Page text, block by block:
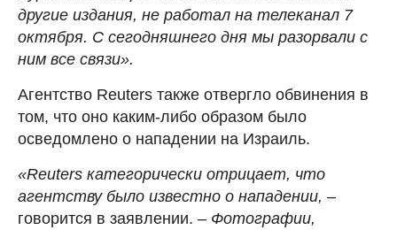
другие издания, не работал на телеканал 7
октября. С сегодняшнего дня мы разорвали с
ним все связи».
Агентство Reuters также отвергло обвинения в
том, что оно каким-либо образом было
осведомлено о нападении на Израиль.
«Reuters категорически отрицает, что
агентству было известно о нападении, –
говорится в заявлении. – Фотографии,